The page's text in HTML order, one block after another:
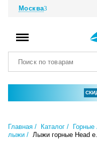
Москва
Главная Каталог
лыжи
Лыжи горные Head